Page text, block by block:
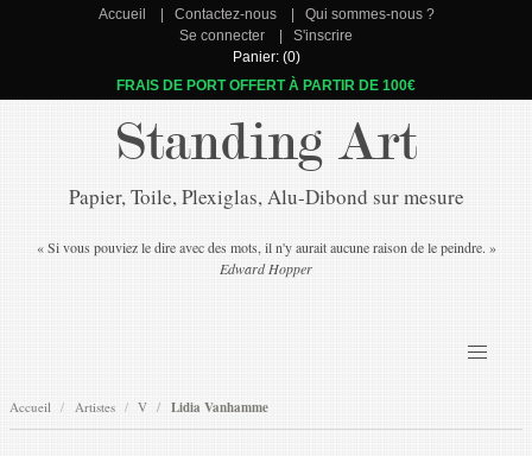
Accueil Contactez-nous
Qui sommes-nous ?
Se connecter
S'inscrire
Panier: (0)
FRAIS DE PORT OFFERT À PARTIR DE 100€
Standing Art
Papier, Toile, Plexiglas, Alu-Dibond sur mesure
« Si vous pouviez le dire avec des mots, il n'y aurait aucune raison de le peindre. »
Edward Hopper
Accueil Artistes V Lidia Vanhamme